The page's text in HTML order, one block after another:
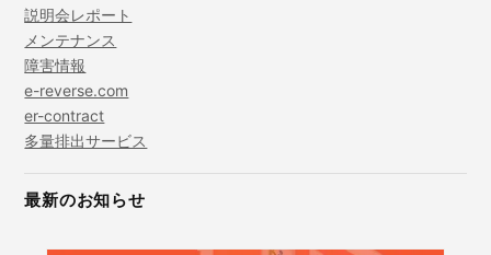
説明会レポート
メンテナンス
障害情報
e-reverse.com
er-contract
多量排出サービス
最新のお知らせ